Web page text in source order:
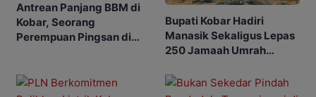
Antrean Panjang BBM di
Kobar, Seorang
Perempuan Pingsan di
Bupati Kobar Hadiri
Manasik Sekaligus Lepas
250 Jamaah Umrah